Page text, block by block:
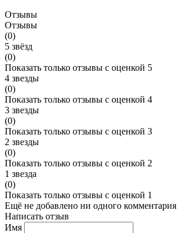
Отзывы
Отзывы
(0)
5 звёзд
(0)
Показать только отзывы с оценкой 5
4 звезды
(0)
Показать только отзывы с оценкой 4
3 звезды
(0)
Показать только отзывы с оценкой 3
2 звезды
(0)
Показать только отзывы с оценкой 2
1 звезда
(0)
Показать только отзывы с оценкой 1
Ещё не добавлено ни одного комментария
Написать отзыв
Имя